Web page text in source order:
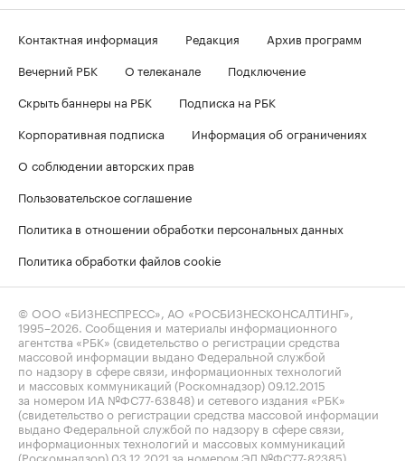
Контактная информация Редакция
Архив программ
Вечерний РБК
О телеканале
Подключение
Скрыть баннеры на РБК
Подписка на РБК
Корпоративная подписка
Информация об ограничениях
О соблюдении авторских прав
Пользовательское соглашение
Политика в отношении обработки персональных данных
Политика обработки файлов cookie
© ООО «БИЗНЕСПРЕСС», АО «РОСБИЗНЕСКОНСАЛТИНГ»,
1995–2026 . Сообщения и материалы информационного
агентства «РБК» (свидетельство о регистрации средства
массовой информации выдано Федеральной службой
по надзору в сфере связи, информационных технологий
и массовых коммуникаций (Роскомнадзор) 09.12.2015
за номером ИА №ФС77-63848) и сетевого издания «РБК»
(свидетельство о регистрации средства массовой информации
выдано Федеральной службой по надзору в сфере связи,
информационных технологий и массовых коммуникаций
(Роскомнадзор) 03.12.2021 за номером ЭЛ №ФС77-82385)